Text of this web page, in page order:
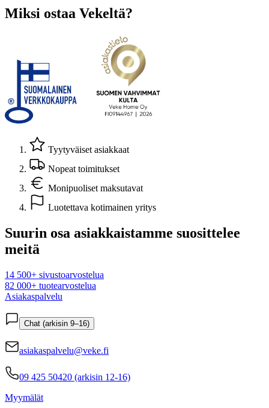
Miksi ostaa Vekeltä?
Tyytyväiset asiakkaat
Nopeat toimitukset
Monipuoliset maksutavat
Luotettava kotimainen yritys
Suurin osa asiakkaistamme suosittelee
meitä
14 500+ sivustoarvostelua
82 000+ tuotearvostelua
Asiakaspalvelu
Chat (arkisin 9–16)
asiakaspalvelu@veke.fi
09 425 50420 (arkisin 12-16)
Myymälät